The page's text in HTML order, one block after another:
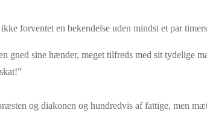
forventet en bekendelse uden mindst et par
sine hænder, meget tilfreds med sit tydelige
og diakonen og hundredvis af fattige, men